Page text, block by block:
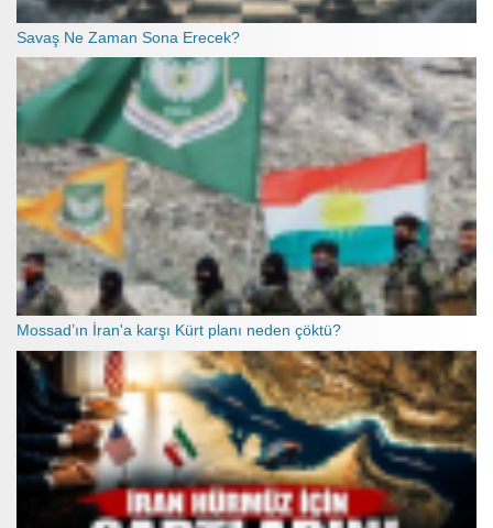
Savaş Ne Zaman Sona Erecek?
Mossad’ın İran'a karşı Kürt planı neden çöktü?